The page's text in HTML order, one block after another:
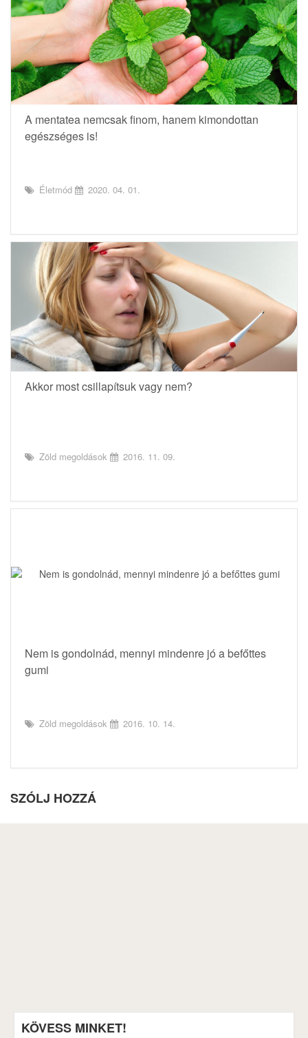
A mentatea nemcsak finom, hanem kimondottan
egészséges is!
Életmód 2020. 04. 01.
Akkor most csillapítsuk vagy nem?
Zöld megoldások 2016. 11. 09.
Nem is gondolnád, mennyi mindenre jó a befőttes
gumi
Zöld megoldások 2016. 10. 14.
SZÓLJ HOZZÁ
KÖVESS MINKET!